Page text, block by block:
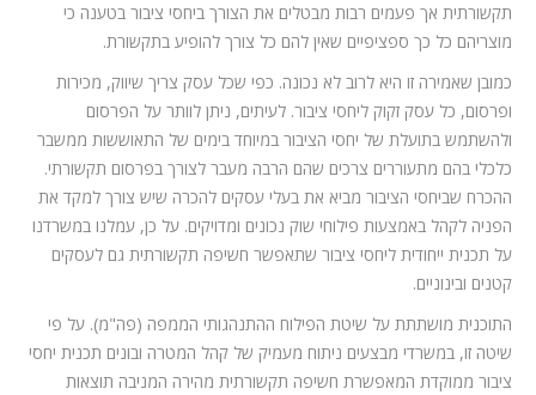
תקשורתית אך פעמים רבות מבטלים את הצורך ביחסי ציבור בטענה כי
מוצריהם כל כך ספציפיים שאין להם כל צורך להופיע בתקשורת.
כמובן שאמירה זו היא לרוב לא נכונה. כפי שכל עסק צריך שיווק, מכירות
ופרסום, כל עסק זקוק ליחסי ציבור. לעיתים, ניתן לוותר על הפרסום
ולהשתמש בתועלת של יחסי הציבור במיוחד בימים של התאוששות ממשבר
כלכלי בהם מתעוררים צרכים שהם הרבה מעבר לצורך בפרסום תקשורתי.
ההכרח שביחסי הציבור מביא את בעלי עסקים להכרה שיש צורך למקד את
הפניה לקהל באמצעות פילוחי שוק נכונים ומדויקים. על כן, עמלנו במשרדנו
על תכנית ייחודית ליחסי ציבור שתאפשר חשיפה תקשורתית גם לעסקים
קטנים ובינוניים.
התוכנית מושתתת על שיטת הפילוח ההתנהגותי הממפה (פה"מ). על פי
שיטה זו, במשרדי מבצעים ניתוח מעמיק של קהל המטרה ובונים תכנית יחסי
ציבור ממוקדת המאפשרת חשיפה תקשורתית מהירה המניבה תוצאות